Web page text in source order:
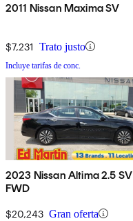
2011 Nissan Maxima SV
$7,231 Trato justo
Incluye tarifas de conc.
2023 Nissan Altima 2.5 SV
FWD
$20,243 Gran oferta